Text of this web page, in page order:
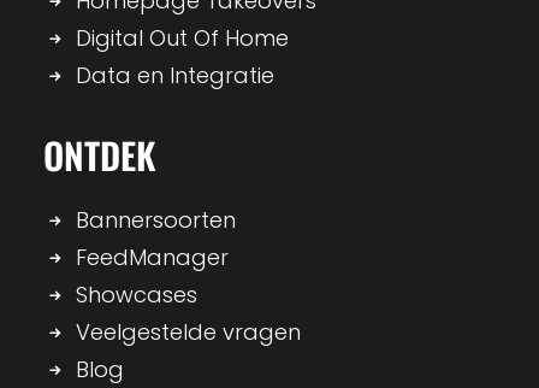
Digital Out Of Home
Data en Integratie
ONTDEK
Bannersoorten
FeedManager
Showcases
Veelgestelde vragen
Blog